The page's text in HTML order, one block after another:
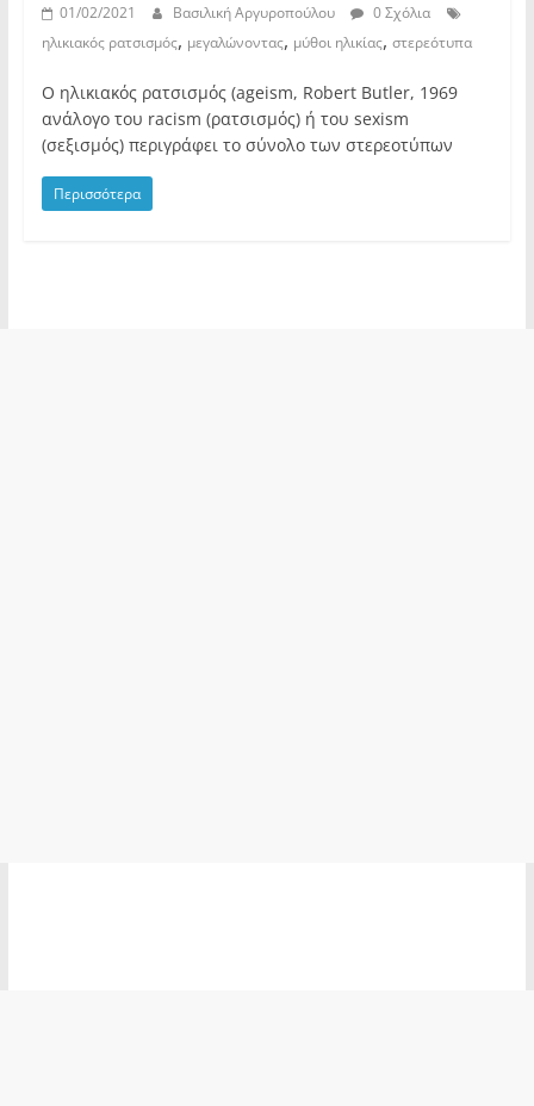
01/02/2021 Βασιλική Αργυροπούλου
0 Σχόλια
ηλικιακός ρατσισμός, μεγαλώνοντας, μύθοι ηλικίας, στερεότυπα
Ο ηλικιακός ρατσισμός (ageism, Robert Butler, 1969
ανάλογο του racism (ρατσισμός) ή του sexism
(σεξισμός) περιγράφει το σύνολο των στερεοτύπων
Περισσότερα